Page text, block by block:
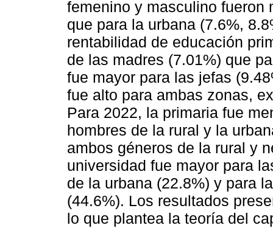
femenino y masculino fueron
que para la urbana (7.6%,
rentabilidad de educación
de las madres (7.01%) que
fue mayor para las jefas
fue alto para ambas zonas,
Para 2022, la primaria fue
hombres de la rural y la
ambos géneros de la rural y
universidad fue mayor para
de la urbana (22.8%) y para
(44.6%). Los resultados
lo que plantea la teoría del